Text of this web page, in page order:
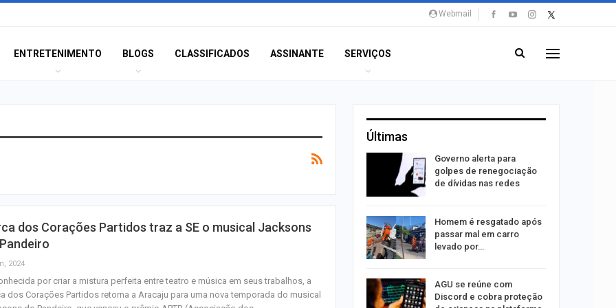
Webmail
ENTRETENIMENTO BLOGS CLASSIFICADOS ASSINANTE SERVIÇOS
dos Corações Partidos traz a SE o musical Jacksons
2024
por criar a mistura perfeita entre teatro e música em seus trabalhos, a
dos Corações Partidos retorna a Aracaju para uma nova temporada do musical
Últimas
Homem fica preso às
Aracaju recebe
espetáculo da Patrulha
Previsão do tempo indica
céu claro com algumas
Governo alerta para
golpes de renegociação
de dívidas nas redes
Homem é resgatado após
passar mal em carro
levado por…
AGU se reúne com
Discord e cobra proteção